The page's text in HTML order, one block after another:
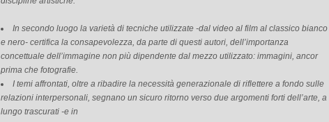
In secondo luogo la varietà di tecniche utilizzate -dal video al film al classico bianco
e nero- certifica la consapevolezza, da parte di questi autori, dell’importanza
concettuale dell’immagine non più dipendente dal mezzo utilizzato: immagini, ancor
prima che fotografie.
I temi affrontati, oltre a ribadire la necessità generazionale di riflettere a fondo sulle
relazioni interpersonali, segnano un sicuro ritorno verso due argomenti forti dell’arte, a
lungo trascurati -e in